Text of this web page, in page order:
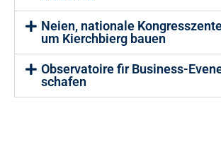
Neien, nationale
um Kierchbierg bauen
Observatoire fir Business-
schafen